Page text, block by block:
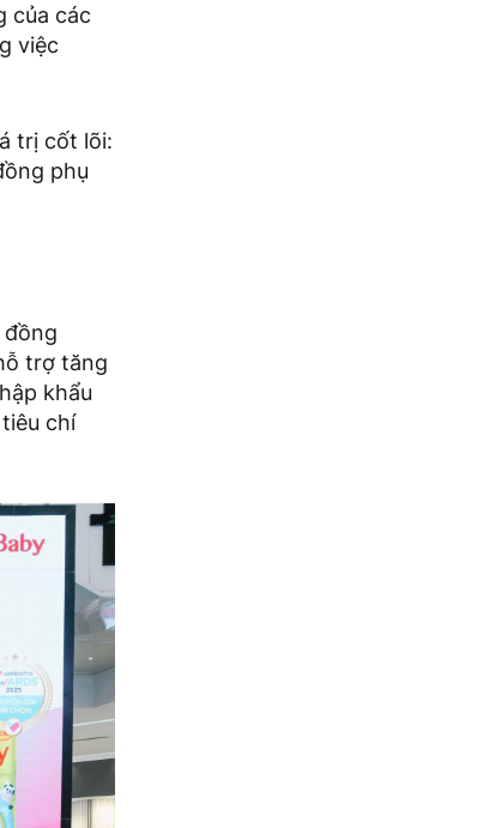
của các
việc
trị cốt lõi:
phụ
đồng
trợ tăng
khẩu
chí